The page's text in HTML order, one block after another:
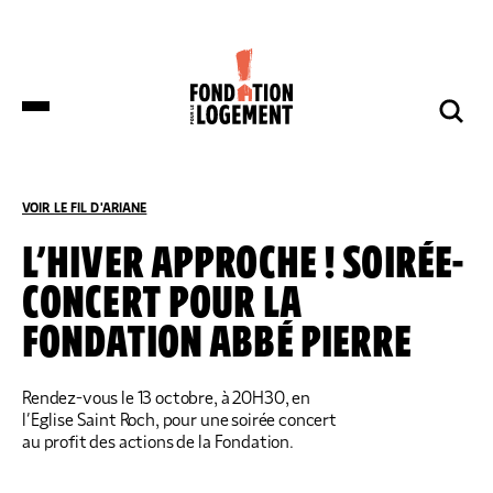
NOTRE ORGANISATION
NOS IMPLANTATIONS RÉGIONALES
IMPACTS ET SUCCÈS
PRODUIRE DU LOGEMENT SOCIAL
DES DÉPUTÉS DE HUIT GROUPES
POLITIQUES DÉPOSENT UNE
PROPOSITION DE LOI SUR LES
LOGEMENTS BOUILLOIRES INITIÉE PAR
NOS ACTUALITÉS
NOS PUBLICATIONS
NOUS SOUTENIR
DONNER
DON RÉGULIER
TRANSMETTRE SON PATRIMOINE
VOIR LE FIL D'ARIANE
ACCUEIL COMPRENDRE ET S’INFORMER
L’HIVER APPROCHE ! SOIRÉE-
CONCERT POUR LA
FONDATION ABBÉ PIERRE
Rendez-vous le 13 octobre, à 20H30, en
l’Eglise Saint Roch, pour une soirée concert
au profit des actions de la Fondation.